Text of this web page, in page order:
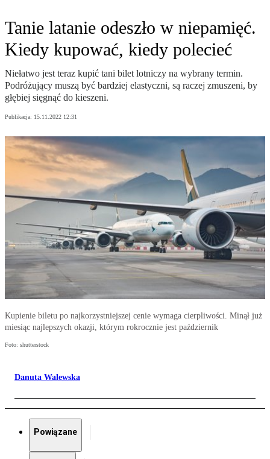
Tanie latanie odeszło w niepamięć.
Kiedy kupować, kiedy polecieć
Niełatwo jest teraz kupić tani bilet lotniczy na wybrany termin.
Podróżujący muszą być bardziej elastyczni, są raczej zmuszeni, by
głębiej sięgnąć do kieszeni.
Publikacja: 15.11.2022 12:31
Kupienie biletu po najkorzystniejszej cenie wymaga cierpliwości. Minął już
miesiąc najlepszych okazji, którym rokrocznie jest październik
Foto: shutterstock
Danuta Walewska
Powiązane